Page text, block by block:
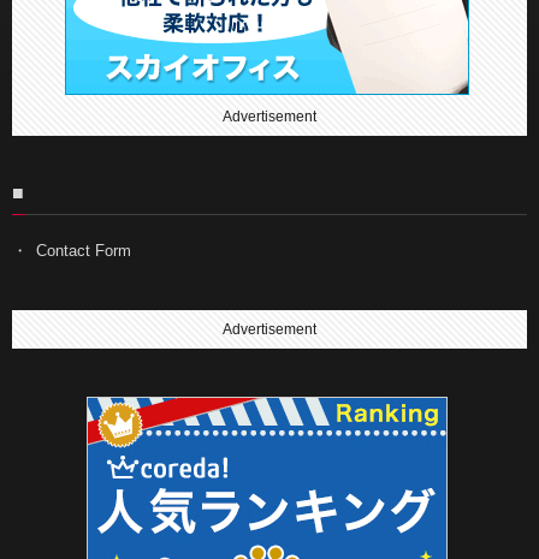
Advertisement
■
Contact Form
Advertisement